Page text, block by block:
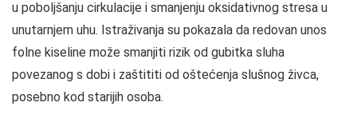
u poboljšanju cirkulacije i smanjenju oksidativnog stresa u
unutarnjem uhu. Istraživanja su pokazala da redovan unos
folne kiseline može smanjiti rizik od gubitka sluha
povezanog s dobi i zaštititi od oštećenja slušnog živca,
posebno kod starijih osoba.